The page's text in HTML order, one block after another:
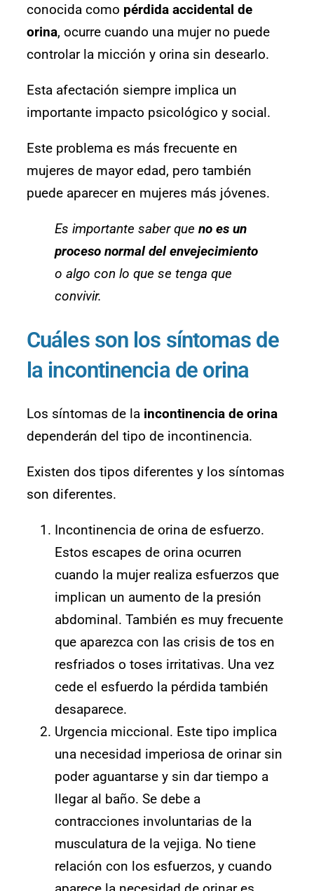
conocida como pérdida accidental de
orina, ocurre cuando una mujer no puede
controlar la micción y orina sin desearlo.
Esta afectación siempre implica un
importante impacto psicológico y social.
Este problema es más frecuente en
mujeres de mayor edad, pero también
puede aparecer en mujeres más jóvenes.
Es importante saber que no es un
proceso normal del envejecimiento
o algo con lo que se tenga que
convivir.
Cuáles son los síntomas de
la incontinencia de orina
Los síntomas de la incontinencia de orina
dependerán del tipo de incontinencia.
Existen dos tipos diferentes y los síntomas
son diferentes.
Incontinencia de orina de esfuerzo.
Estos escapes de orina ocurren
cuando la mujer realiza esfuerzos que
implican un aumento de la presión
abdominal. También es muy frecuente
que aparezca con las crisis de tos en
resfriados o toses irritativas. Una vez
cede el esfuerdo la pérdida también
desaparece.
Urgencia miccional. Este tipo implica
una necesidad imperiosa de orinar sin
poder aguantarse y sin dar tiempo a
llegar al baño. Se debe a
contracciones involuntarias de la
musculatura de la vejiga. No tiene
relación con los esfuerzos, y cuando